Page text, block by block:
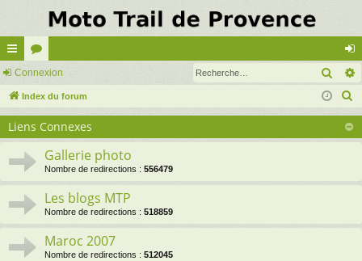
cc
ès
ra
or
u
on
ne
xi
Connexion
Index du forum
Liens Connexes
Gallerie photo
Nombre de redirections : 556479
Les blogs MTP
Nombre de redirections : 518859
Maroc 2007
Nombre de redirections : 512045